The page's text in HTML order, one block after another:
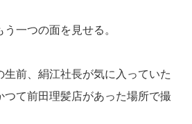
一つの面を見せる。
前、絹江社長が気に入っていた
つて前田理髪店があった場所で撮